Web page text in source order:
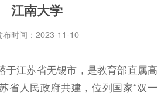
江南大学
布时间：2023-11-10
于江苏省无锡市，是教育部直属高
省人民政府共建，位列国家“双一